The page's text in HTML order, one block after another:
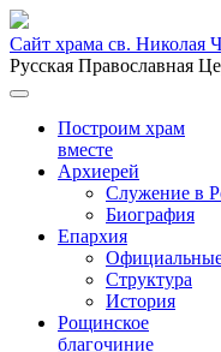
Сайт храма св. Николая
Русская Православная
Построим храм
вместе
Архиерей
Служение в
Биография
Епархия
Структура
История
Рощинское
благочиние